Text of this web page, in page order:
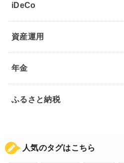
iDeCo
資産運用
年金
ふるさと納税
人気のタグはこちら